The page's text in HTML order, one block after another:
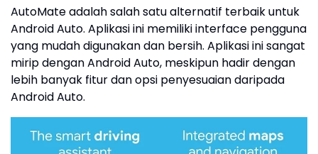
AutoMate adalah salah satu alternatif terbaik untuk
Android Auto. Aplikasi ini memiliki interface pengguna
yang mudah digunakan dan bersih. Aplikasi ini sangat
mirip dengan Android Auto, meskipun hadir dengan
lebih banyak fitur dan opsi penyesuaian daripada
Android Auto.